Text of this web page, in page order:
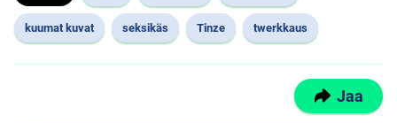
kuumat kuvat seksikäs Tinze twerkkaus
Jaa